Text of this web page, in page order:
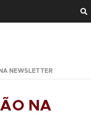
NEWSLETTER
NA